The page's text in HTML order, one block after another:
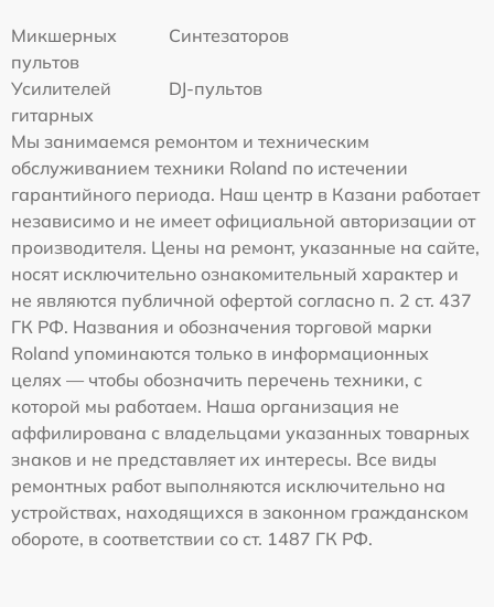
Микшерных
пультов
Синтезаторов
Усилителей
гитарных
DJ-пультов
Мы занимаемся ремонтом и техническим
обслуживанием техники Roland по истечении
гарантийного периода. Наш центр в Казани работает
независимо и не имеет официальной авторизации от
производителя. Цены на ремонт, указанные на сайте,
носят исключительно ознакомительный характер и
не являются публичной офертой согласно п. 2 ст. 437
ГК РФ. Названия и обозначения торговой марки
Roland упоминаются только в информационных
целях — чтобы обозначить перечень техники, с
которой мы работаем. Наша организация не
аффилирована с владельцами указанных товарных
знаков и не представляет их интересы. Все виды
ремонтных работ выполняются исключительно на
устройствах, находящихся в законном гражданском
обороте, в соответствии со ст. 1487 ГК РФ.